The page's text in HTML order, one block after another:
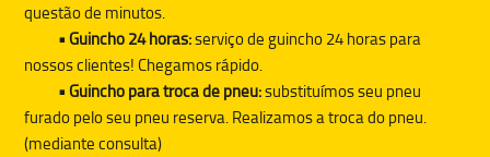
questão de minutos.
• Guincho 24 horas:serviço de guincho 24 horas para
nossos clientes! Chegamos rápido.
• Guincho para troca de pneu:substituímos seu pneu
furado pelo seu pneu reserva. Realizamos a troca do pneu.
(mediante consulta)